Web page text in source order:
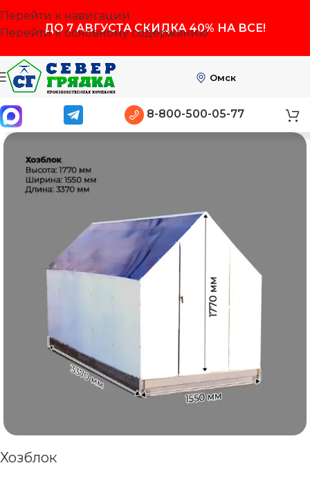
Перейти к навигации
Перейти к основному содержанию
ДО7 АВГУСТАСКИДКА 40% НА ВСЕ!
Омск
8-800-500-05-77
Хозблок